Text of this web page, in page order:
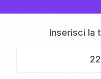
Inserisci la